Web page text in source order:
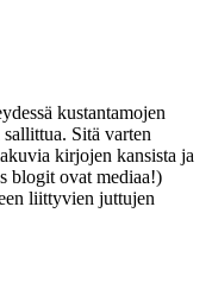
kustantamojen
Sitä varten
kirjojen kansista ja
blogit ovat mediaa!)
liittyvien juttujen